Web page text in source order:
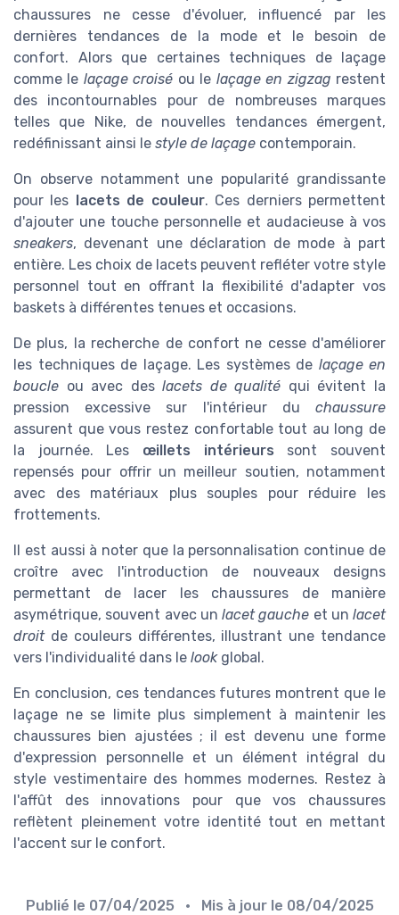
chaussures ne cesse d'évoluer, influencé par les
dernières tendances de la mode et le besoin de
confort. Alors que certaines techniques de laçage
comme le laçage croisé ou le laçage en zigzag restent
des incontournables pour de nombreuses marques
telles que Nike, de nouvelles tendances émergent,
redéfinissant ainsi le style de laçage contemporain.
On observe notamment une popularité grandissante
pour les lacets de couleur. Ces derniers permettent
d'ajouter une touche personnelle et audacieuse à vos
sneakers, devenant une déclaration de mode à part
entière. Les choix de lacets peuvent refléter votre style
personnel tout en offrant la flexibilité d'adapter vos
baskets à différentes tenues et occasions.
De plus, la recherche de confort ne cesse d'améliorer
les techniques de laçage. Les systèmes de laçage en
boucle ou avec deslacets de qualité qui évitent la
pression excessive sur l'intérieur du chaussure
assurent que vous restez confortable tout au long de
la journée. Les œillets intérieurs sont souvent
repensés pour offrir un meilleur soutien, notamment
avec des matériaux plus souples pour réduire les
frottements.
Il est aussi à noter que la personnalisation continue de
croître avec l'introduction de nouveaux designs
permettant de lacer les chaussures de manière
asymétrique, souvent avec un lacet gauche et un lacet
droitde couleurs différentes, illustrant une tendance
vers l'individualité dans le lookglobal.
En conclusion, ces tendances futures montrent que le
laçage ne se limite plus simplement à maintenir les
chaussures bien ajustées ; il est devenu une forme
d'expression personnelle et un élément intégral du
style vestimentaire des hommes modernes. Restez à
l'affût des innovations pour que vos chaussures
reflètent pleinement votre identité tout en mettant
l'accent sur le confort.
Publié le 07/04/2025 • Mis à jour le 08/04/2025